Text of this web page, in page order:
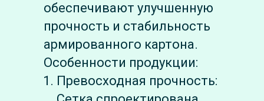
обеспечивают улучшенную
прочность и стабильность
армированного картона.
Особенности продукции:
Превосходная прочность: